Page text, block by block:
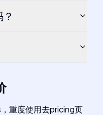
重度使用去pricing页